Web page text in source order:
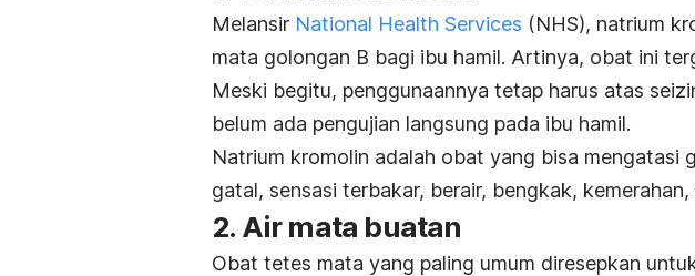
Melansir National Health Services (NHS), natrium
mata golongan B bagi ibu hamil. Artinya, obat ini
Meski begitu, penggunaannya tetap harus atas
belum ada pengujian langsung pada ibu hamil.
Natrium kromolin adalah obat yang bisa mengatasi
gatal, sensasi terbakar, berair, bengkak,
2. Air mata buatan
Obat tetes mata yang paling umum diresepkan